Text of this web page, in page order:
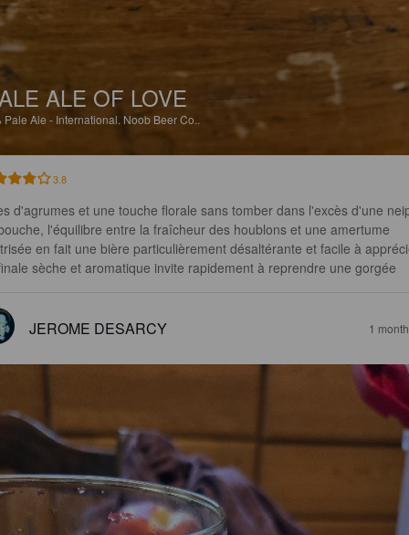
ALE OF LOVE
Pale Ale - International. Noob Beer Co..
3.8
d'agrumes et une touche florale sans tomber dans l'excès d'une
l'équilibre entre la fraîcheur des houblons et une amertume
en fait une bière particulièrement désaltérante et facile à
sèche et aromatique invite rapidement à reprendre une gorgée
JEROME DESARCY 1